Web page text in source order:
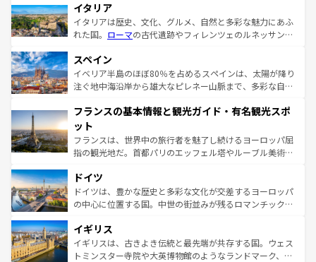
イタリア
イタリアは歴史、文化、グルメ、自然と多彩な魅力にあふ
れた国。 ローマの古代遺跡やフィレンツェのルネッサンス
ろん、トスカーナの美しい田園風景やアマルフィ海岸の絶
景など、自然景観も見逃せない。観光の合間には、本場の
ピザやパスタなど、絶品のイタリア料理を堪能することも
ませてくれるイタリアで、忘れられない旅をしてみよう！
なお、新着のイタリア情報は
しい。
スペイン
イベリア半島のほぼ80％を占めるスペインは、太陽が降り
注ぐ地中海沿岸から雄大なピレネー山脈まで、多彩な自然
文化が根付くこの国では、情熱的なフラメンコ、熱気あふ
れる闘牛、そして美味しいタパスが生活の一部となってい
る。首都マドリードの洗練された雰囲気や、バルセロナの
アートに溢れた街角から、地方では古代ローマ遺跡や中世
せる。地方によって風土や気候が異なるスペインはその個
性で訪れる人を魅了する。 なお、新着のスペイン情報は コ
ンテンツ一覧を参照してほしい。
フランスの基本情報と観光ガイド・有名観光スポ
ット
フランスは、世界中の旅行者を魅了し続けるヨーロッパ屈
指の観光地だ。首都パリのエッフェル塔やルーブル美術館
で、幅広い魅力が詰まっている。華麗な宮殿、歴史的な大
聖堂、美しいビーチ、そして豊かな自然が、訪れる者を心
から魅了する。また、フランスは美食の国としても知ら
いる。シャンパンの発祥地であるランス、プロヴァンスの
香り高いラベンダー畑など、多彩な楽しみ方が可能だ。さ
らに、パリ以外の地域にも魅力が溢れており、どの街角に
ドイツ
ドイツは、豊かな歴史と多彩な文化が交差するヨーロッパ
の中心に位置する国。中世の街並みが残るロマンチック街
顔を持つこの国は、どこを歩いても飽きることがない。ベ
ルリンの文化的活気、バイエルン州のアルプスの絶景、そ
してライン川沿いのワイン畑といった風景は必見。ビール
イギリス
イギリスは、古きよき伝統と最先端が共存する国。ウェス
トミンスター寺院や大英博物館のようなランドマーク、歴